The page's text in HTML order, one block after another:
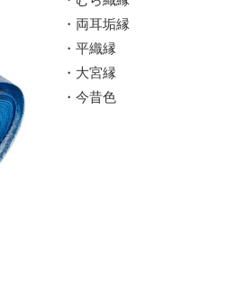
・両耳垢縁
・平織縁
・大宮縁
・今昔色